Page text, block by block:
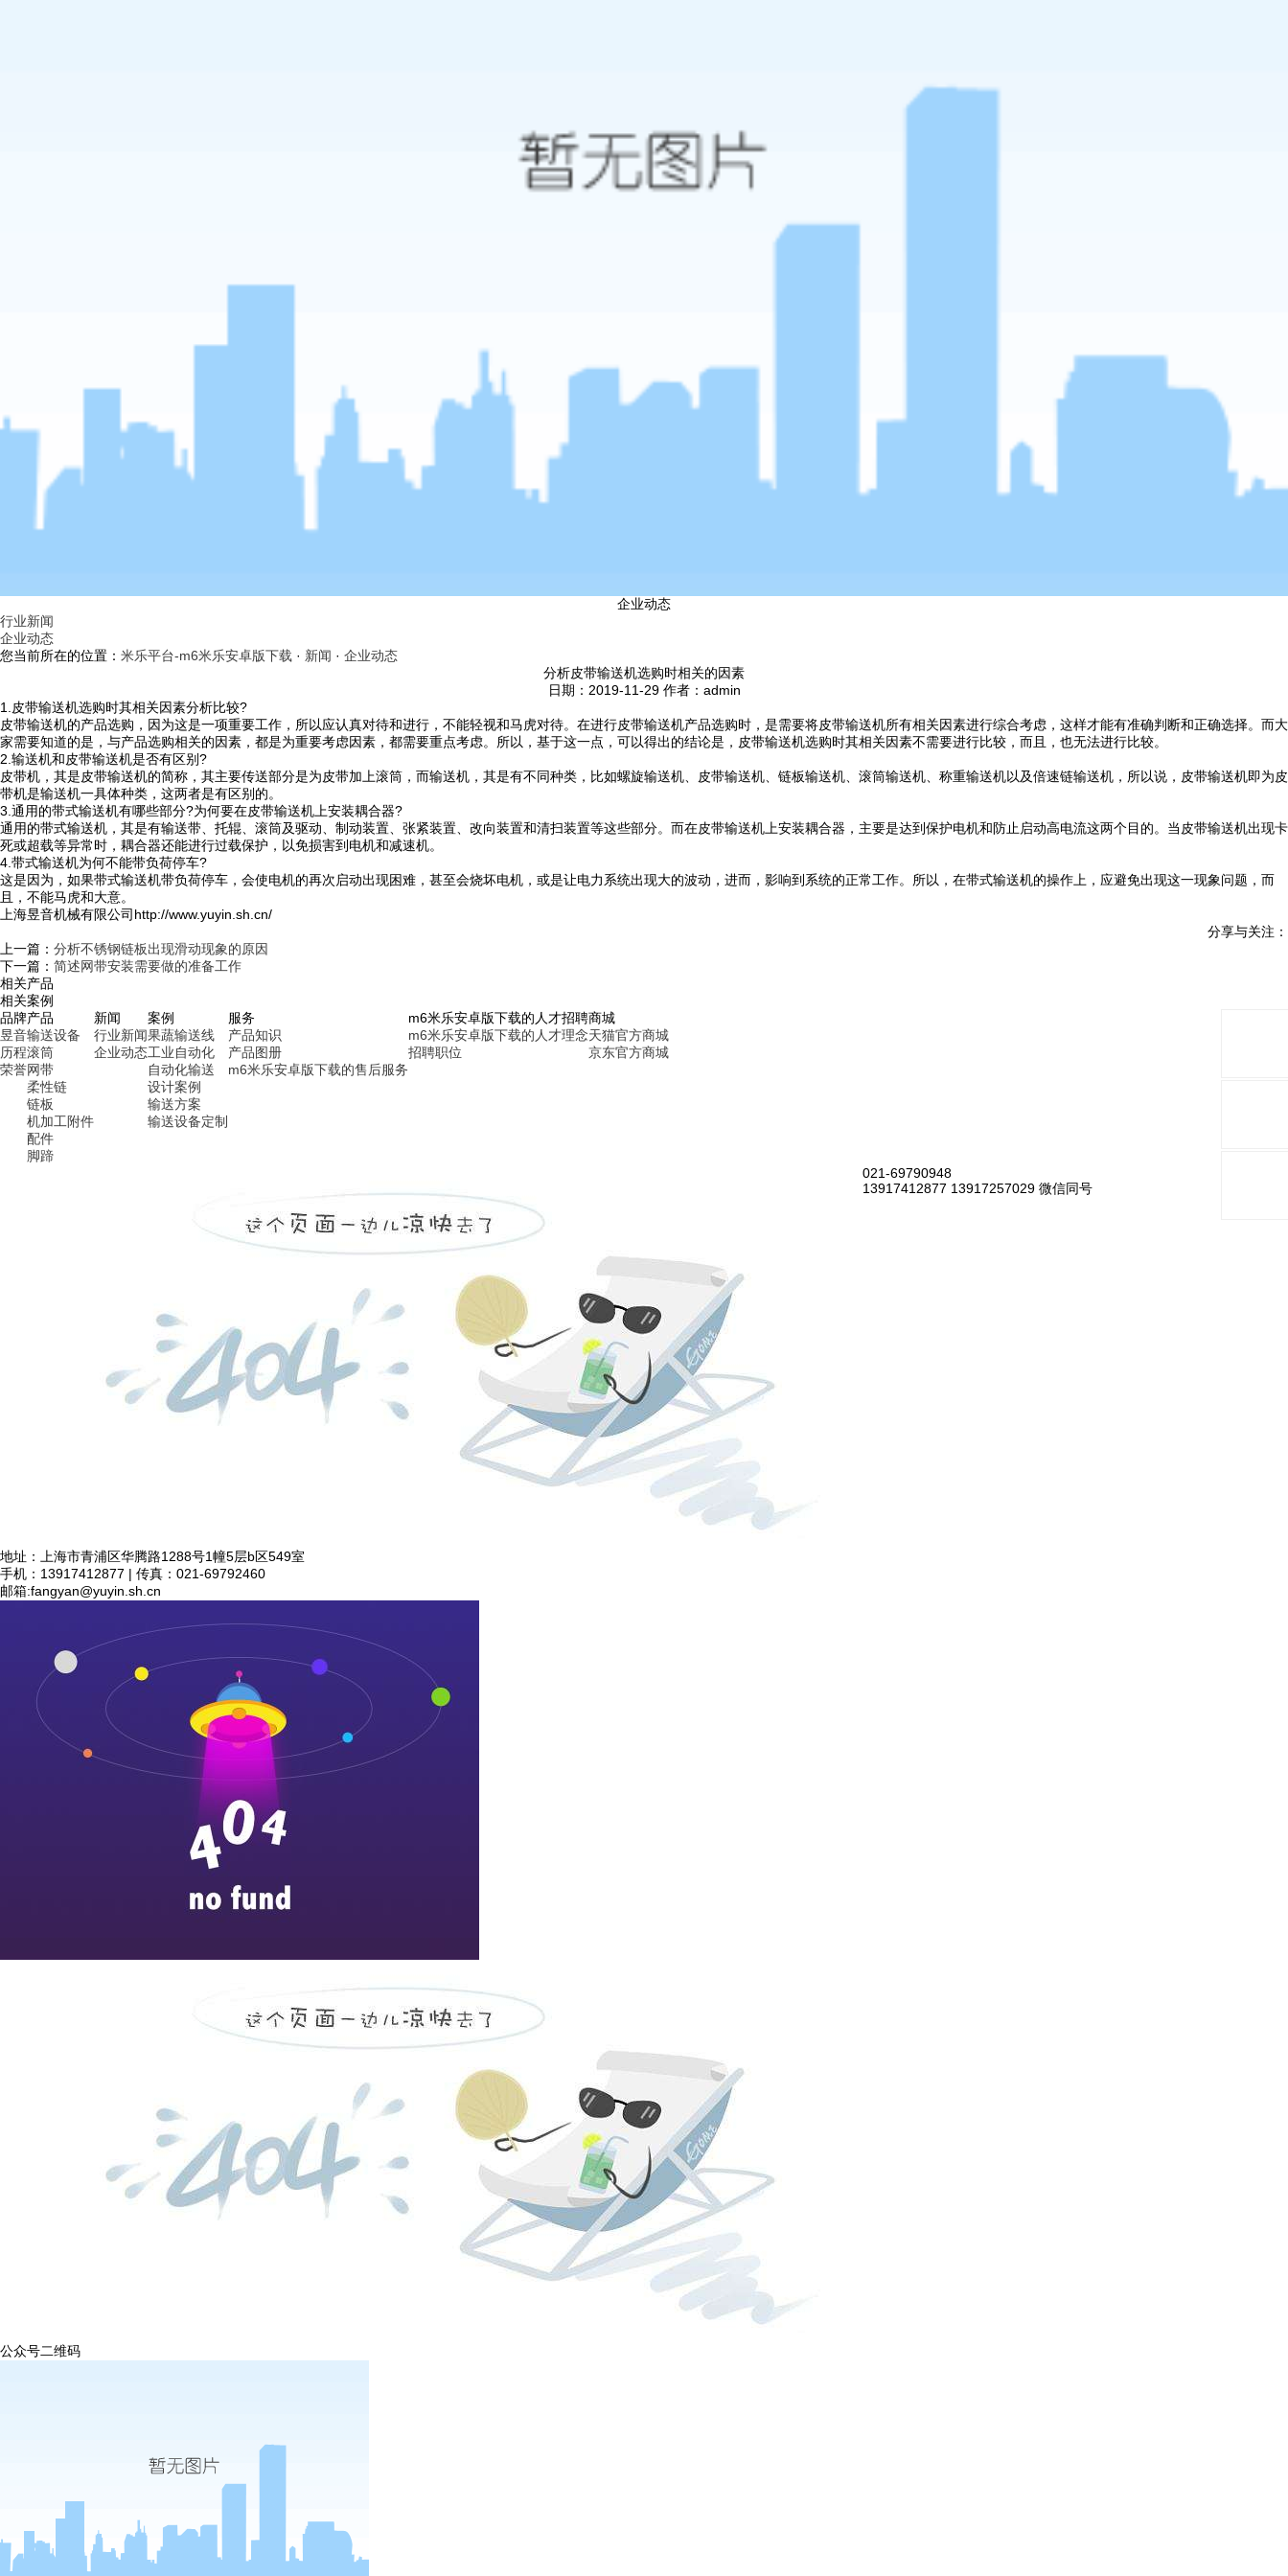
企业动态
行业新闻
企业动态
您当前所在的位置： 米乐平台-m6米乐安卓版下载 · 新闻 · 企业动态
分析皮带输送机选购时相关的因素
日期：2019-11-29 作者：admin
1.皮带输送机选购时其相关因素分析比较?
皮带输送机的产品选购，因为这是一项重要工作，所以应认真对待和进行，不能轻视和马虎对待。在进行皮带输送机产品选购时，是需要将皮带输送机所有相关因素进行综合考虑，这样才能有准确判断和正确选择。而大
家需要知道的是，与产品选购相关的因素，都是为重要考虑因素，都需要重点考虑。所以，基于这一点，可以得出的结论是，皮带输送机选购时其相关因素不需要进行比较，而且，也无法进行比较。
2.输送机和皮带输送机是否有区别?
皮带机，其是皮带输送机的简称，其主要传送部分是为皮带加上滚筒，而输送机，其是有不同种类，比如螺旋输送机、皮带输送机、链板输送机、滚筒输送机、称重输送机以及倍速链输送机，所以说，皮带输送机即为皮
带机是输送机一具体种类，这两者是有区别的。
3.通用的带式输送机有哪些部分?为何要在皮带输送机上安装耦合器?
通用的带式输送机，其是有输送带、托辊、滚筒及驱动、制动装置、张紧装置、改向装置和清扫装置等这些部分。而在皮带输送机上安装耦合器，主要是达到保护电机和防止启动高电流这两个目的。当皮带输送机出现卡
死或超载等异常时，耦合器还能进行过载保护，以免损害到电机和减速机。
4.带式输送机为何不能带负荷停车?
这是因为，如果带式输送机带负荷停车，会使电机的再次启动出现困难，甚至会烧坏电机，或是让电力系统出现大的波动，进而，影响到系统的正常工作。所以，在带式输送机的操作上，应避免出现这一现象问题，而
且，不能马虎和大意。
上海昱音机械有限公司http://www.yuyin.sh.cn/
分享与关注：
上一篇： 分析不锈钢链板出现滑动现象的原因
下一篇： 简述网带安装需要做的准备工作
相关产品
相关案例
品牌
昱音
历程
荣誉
产品
输送设备
滚筒
网带
柔性链
链板
机加工附件
配件
脚蹄
新闻
行业新闻
企业动态
案例
果蔬输送线
工业自动化
自动化输送
设计案例
输送方案
输送设备定制
服务
产品知识
产品图册
m6米乐安卓版下载的售后服务
m6米乐安卓版下载的人才招聘
m6米乐安卓版下载的人才理念
招聘职位
商城
天猫官方商城
京东官方商城
021-69790948
13917412877 13917257029 微信同号
地址：上海市青浦区华腾路1288号1幢5层b区549室
手机：13917412877 | 传真：021-69792460
邮箱:fangyan@yuyin.sh.cn
公众号二维码